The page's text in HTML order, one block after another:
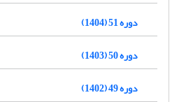
دوره 51 (1404)
دوره 50 (1403)
دوره 49 (1402)